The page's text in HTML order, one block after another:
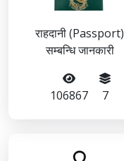
राहदानी (Passport)
सम्बन्धि जानकारी
106867 7